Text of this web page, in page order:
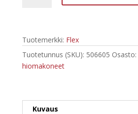
määrä
Tuotemerkki: Flex
Tuotetunnus (SKU): 506605 Osasto:
hiomakoneet
Kuvaus